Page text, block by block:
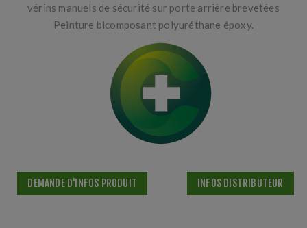
vérins manuels de sécurité sur porte arrière brevetées
Peinture bicomposant polyuréthane époxy.
DEMANDE D'INFOS PRODUIT INFOS DISTRIBUTEUR